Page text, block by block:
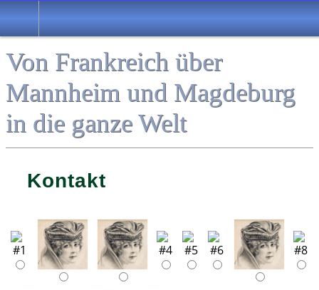
Von Frankreich über
Mannheim und Magdeburg
in die ganze Welt
Kontakt